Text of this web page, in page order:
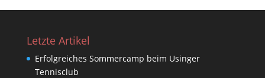
Letzte Artikel
Erfolgreiches Sommercamp beim Usinger
Tennisclub